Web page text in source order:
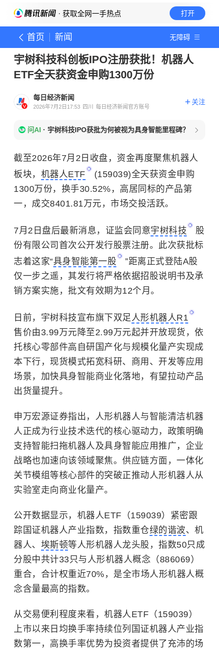
· 获取全网一手热点 打开
首页 新闻 无障碍
宇树科技科创板IPO注册获批！机器人
ETF全天获资金申购1300万份
每日经济新闻
2026年7月2日17:53 四川 每日经济新闻官方账号
关注
问AI · 宇树科技IPO获批为何被视为具身智能里程碑？
截至2026年7月2日收盘，资金再度聚焦机器人
板块， 机器人ETF
(159039)全天获资金申购
1300万份，换手30.52%，高居同标的产品第
一，成交8401.81万元，市场交投活跃。
7月2日盘后最新消息，证监会同意宇树科技
股
份有限公司首次公开发行股票注册。此次获批标
志着这家“具身智能第一股
”距离正式登陆A股
仅一步之遥，其发行将严格依据招股说明书及承
销方案实施，批文有效期为12个月。‌‌
日前，宇树科技宣布旗下双足 人形机器人R1
售价由3.99万元降至2.99万元起并开放现货，依
托核心零部件高自研国产化与规模化量产实现成
本下行，现货模式拓宽科研、商用、开发等应用
场景，加快具身智能商业化落地，有望拉动产品
出货量提升。
申万宏源证券指出，人形机器人与智能清洁机器
人正成为行业技术迭代的核心驱动力，政策明确
支持智能扫拖机器人及具身智能应用推广，企业
战略也加速向该领域聚焦。供应链方面，一体化
关节模组等核心部件的突破正推动人形机器人从
实验室走向商业化量产。
公开数据显示，机器人ETF（159039）紧密跟
踪国证机器人产业指数，指数重仓绿的谐波、机
器人、 埃斯顿等人形机器人龙头股，指数50只成
分股中共计33只与人形机器人概念（886069）
重合，合计权重近70%，是全市场人形机器人概
念含量最高的指数。
从交易便利程度来看，机器人ETF（159039）
上市以来日均换手率持续位列国证机器人产业指
数第一，高换手率优势为投资者提供了充沛的场